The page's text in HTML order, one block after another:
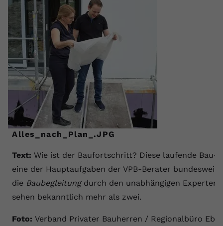
Alles_nach_Plan_.JPG
Text: Wie ist der Baufortschritt? Diese laufende
eine der Hauptaufgaben der VPB-Berater
die Baubegleitungdurch den unabhängigen Experten
sehen bekanntlich mehr als zwei.
Foto: Verband Privater Bauherren / Regionalbüro
Anbieter Youtube.com
Laufzeit Session
Zweck
Dieser von YouTube gesetzte Cookie
registriert eine eindeutige ID, um
Daten darüber zu speichern, welche
Videos von YouTube der Nutzer
gesehen hat.
Name yt-remote-connected-devices
Anbieter Youtube.com
Laufzeit Session
Zweck
YouTube setzt diesen Cookie, um die
speichern, der eingebettete YouTube-